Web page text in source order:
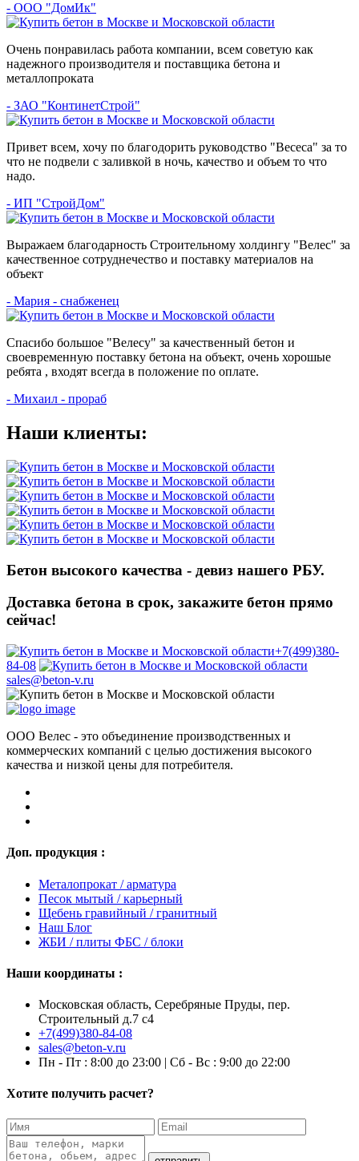
- ООО "ДомИк"
Очень понравилась работа компании, всем советую как
надежного производителя и поставщика бетона и
металлопроката
- ЗАО "КонтинетСтрой"
Привет всем, хочу по благодорить руководство "Весеса" за то
что не подвели с заливкой в ночь, качество и объем то что
надо.
- ИП "СтройДом"
Выражаем благодарность Строительному холдингу "Велес" за
качественное сотруднечество и поставку материалов на
объект
- Мария - снабженец
Спасибо большое "Велесу" за качественный бетон и
своевременную поставку бетона на объект, очень хорошые
ребята , входят всегда в положение по оплате.
- Михаил - прораб
Наши клиенты:
Бетон высокого качества - девиз нашего РБУ.
Доставка бетона в срок, закажите бетон прямо
сейчас!
+7(499)380-
84-08
sales@beton-v.ru
ООО Велес - это объединение производственных и
коммерческих компаний с целью достижения высокого
качества и низкой цены для потребителя.
Доп. продукция :
Металопрокат / арматура
Песок мытый / карьерный
Щебень гравийный / гранитный
Наш Блог
ЖБИ / плиты ФБС / блоки
Наши координаты :
Московская область, Серебряные Пруды, пер.
Строительный д.7 с4
+7(499)380-84-08
sales@beton-v.ru
Пн - Пт : 8:00 до 23:00 | Сб - Вс : 9:00 до 22:00
Хотите получить расчет?